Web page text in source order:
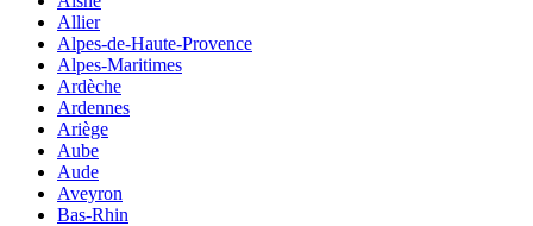
Allier
Alpes-de-Haute-Provence
Alpes-Maritimes
Ardèche
Ardennes
Ariège
Aube
Aude
Aveyron
Bas-Rhin